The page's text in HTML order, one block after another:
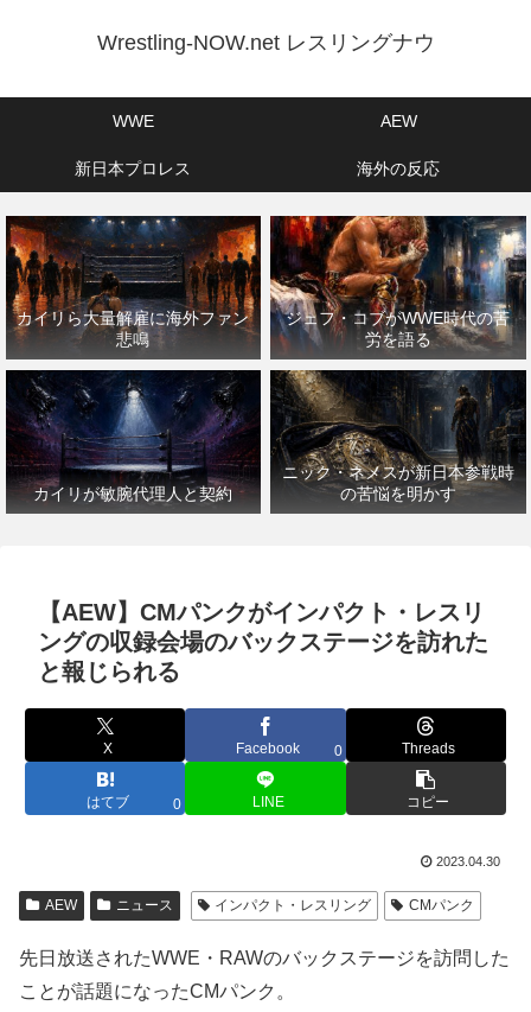
Wrestling-NOW.net レスリングナウ
WWE AEW
新日本プロレス 海外の反応
カイリら大量解雇に海外ファン
悲鳴
ジェフ・コブがWWE時代の苦
労を語る
カイリが敏腕代理人と契約
ニック・ネメスが新日本参戦時
の苦悩を明かす
【AEW】CMパンクがインパクト・レスリ
ングの収録会場のバックステージを訪れた
と報じられる
X Facebook 0 Threads
はてブ 0 LINE コピー
2023.04.30
AEW ニュース インパクト・レスリング CMパンク
先日放送されたWWE・RAWのバックステージを訪問した
ことが話題になったCMパンク。